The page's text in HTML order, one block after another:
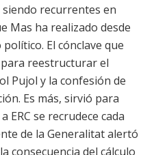
recurrentes en
Mas ha realizado desde
El cónclave que
reestructurar el
Pujol y la confesión de
Es más, sirvió para
ERC se recrudece cada
de la Generalitat alertó
consecuencia del cálculo